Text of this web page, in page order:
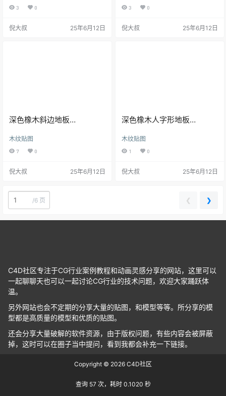
3 0
倪大叔 25年6月12日
3 0
倪大叔 25年6月12日
深色橡木斜边地板
木纹贴图
7 0
倪大叔 25年6月12日
深色橡木人字形地板
木纹贴图
1 0
倪大叔 25年6月12日
/6 页 ❮ ❯
C4D社区专注于CG行业案例教程和动画灵感分享的网站，这里可以
一起聊聊天也可以一起讨论CG行业的技术问题，欢迎大家踊跃体
温。
另外网站也会不定期的分享大量的贴图，和模型等等。所分享的模
型都是高质量的模型和优质的贴图。
还会分享大量破解的软件资源，由于版权问题，有些内容会被屏蔽
掉，这时可以在圈子当中提问，看到我都会补充一下链接。
Copyright © 2026 C4D社区
查询 57 次，耗时 0.1020 秒